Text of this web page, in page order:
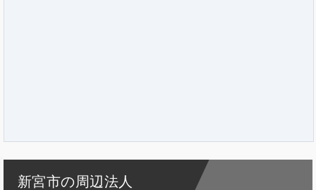
新宮市の周辺法人